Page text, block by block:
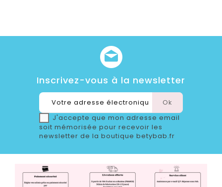
Inscrivez-vous à la newsletter
J'accepte que mon adresse email
soit mémorisée pour recevoir les
newsletter de la boutique betybab.fr